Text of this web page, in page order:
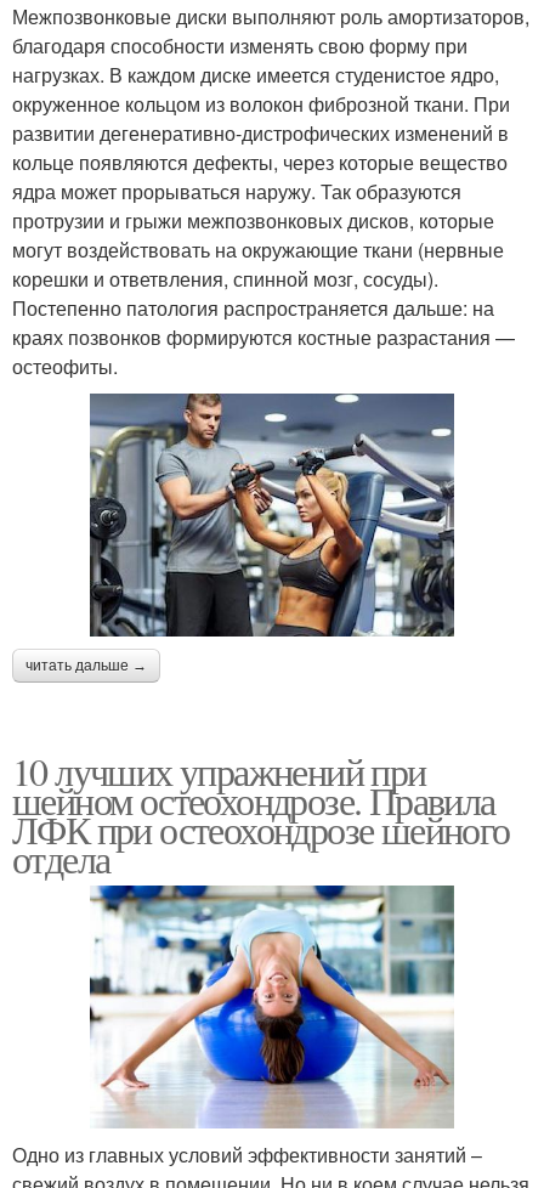
Межпозвонковые диски выполняют роль амортизаторов,
благодаря способности изменять свою форму при
нагрузках. В каждом диске имеется студенистое ядро,
окруженное кольцом из волокон фиброзной ткани. При
развитии дегенеративно-дистрофических изменений в
кольце появляются дефекты, через которые вещество
ядра может прорываться наружу. Так образуются
протрузии и грыжи межпозвонковых дисков, которые
могут воздействовать на окружающие ткани (нервные
корешки и ответвления, спинной мозг, сосуды).
Постепенно патология распространяется дальше: на
краях позвонков формируются костные разрастания —
остеофиты.
читать дальше →
10 лучших упражнений при
шейном остеохондрозе. Правила
ЛФК при остеохондрозе шейного
отдела
Одно из главных условий эффективности занятий –